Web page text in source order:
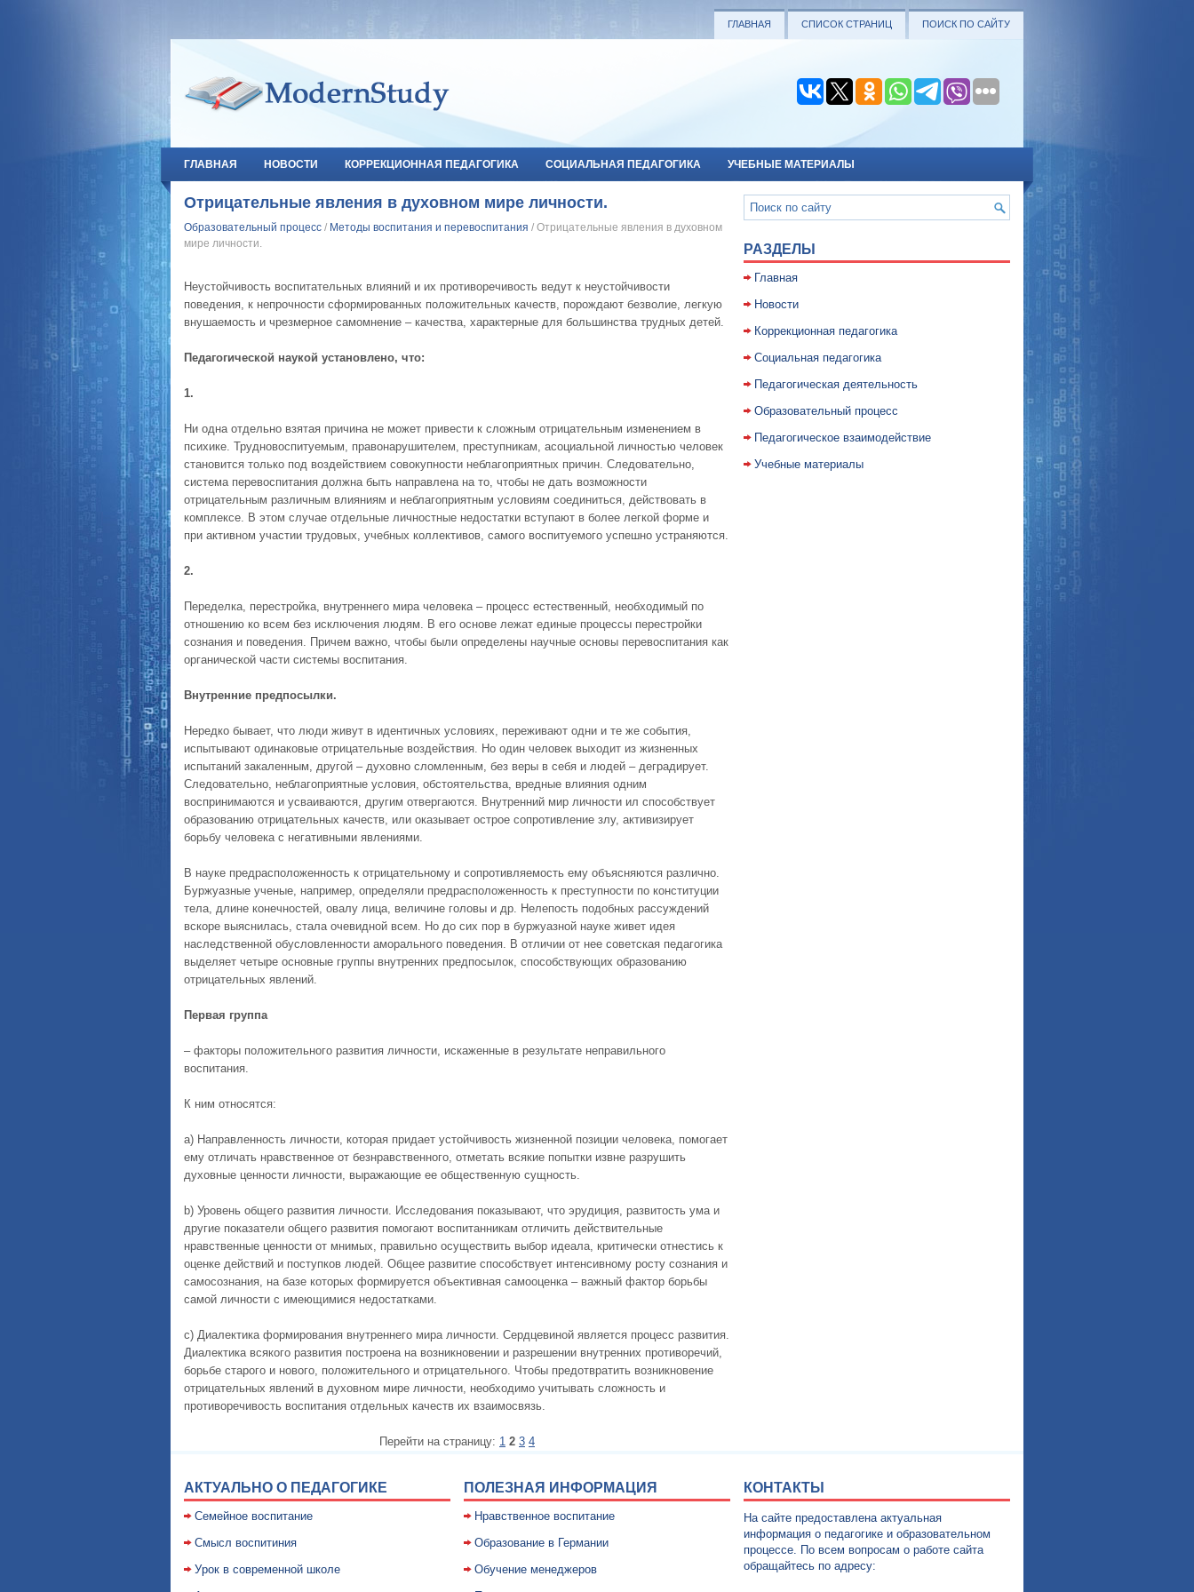
ГЛАВНАЯ СПИСОК СТРАНИЦ ПОИСК ПО САЙТУ
ГЛАВНАЯ НОВОСТИ КОРРЕКЦИОННАЯ ПЕДАГОГИКА СОЦИАЛЬНАЯ ПЕДАГОГИКА УЧЕБНЫЕ МАТЕРИАЛЫ
Отрицательные явления в духовном мире личности.
Образовательный процесс / Методы воспитания и перевоспитания / Отрицательные явления в духовном
мире личности.
Неустойчивость воспитательных влияний и их противоречивость ведут к неустойчивости
поведения, к непрочности сформированных положительных качеств, порождают безволие, легкую
внушаемость и чрезмерное самомнение – качества, характерные для большинства трудных детей.
Педагогической наукой установлено, что:
1.
Ни одна отдельно взятая причина не может привести к сложным отрицательным изменением в
психике. Трудновоспитуемым, правонарушителем, преступникам, асоциальной личностью человек
становится только под воздействием совокупности неблагоприятных причин. Следовательно,
система перевоспитания должна быть направлена на то, чтобы не дать возможности
отрицательным различным влияниям и неблагоприятным условиям соединиться, действовать в
комплексе. В этом случае отдельные личностные недостатки вступают в более легкой форме и
при активном участии трудовых, учебных коллективов, самого воспитуемого успешно устраняются.
2.
Переделка, перестройка, внутреннего мира человека – процесс естественный, необходимый по
отношению ко всем без исключения людям. В его основе лежат единые процессы перестройки
сознания и поведения. Причем важно, чтобы были определены научные основы перевоспитания как
органической части системы воспитания.
Внутренние предпосылки.
Нередко бывает, что люди живут в идентичных условиях, переживают одни и те же события,
испытывают одинаковые отрицательные воздействия. Но один человек выходит из жизненных
испытаний закаленным, другой – духовно сломленным, без веры в себя и людей – деградирует.
Следовательно, неблагоприятные условия, обстоятельства, вредные влияния одним
воспринимаются и усваиваются, другим отвергаются. Внутренний мир личности ил способствует
образованию отрицательных качеств, или оказывает острое сопротивление злу, активизирует
борьбу человека с негативными явлениями.
В науке предрасположенность к отрицательному и сопротивляемость ему объясняются различно.
Буржуазные ученые, например, определяли предрасположенность к преступности по конституции
тела, длине конечностей, овалу лица, величине головы и др. Нелепость подобных рассуждений
вскоре выяснилась, стала очевидной всем. Но до сих пор в буржуазной науке живет идея
наследственной обусловленности аморального поведения. В отличии от нее советская педагогика
выделяет четыре основные группы внутренних предпосылок, способствующих образованию
отрицательных явлений.
Первая группа
– факторы положительного развития личности, искаженные в результате неправильного
воспитания.
К ним относятся:
a) Направленность личности, которая придает устойчивость жизненной позиции человека, помогает
ему отличать нравственное от безнравственного, отметать всякие попытки извне разрушить
духовные ценности личности, выражающие ее общественную сущность.
b) Уровень общего развития личности. Исследования показывают, что эрудиция, развитость ума и
другие показатели общего развития помогают воспитанникам отличить действительные
нравственные ценности от мнимых, правильно осуществить выбор идеала, критически отнестись к
оценке действий и поступков людей. Общее развитие способствует интенсивному росту сознания и
самосознания, на базе которых формируется объективная самооценка – важный фактор борьбы
самой личности с имеющимися недостатками.
c) Диалектика формирования внутреннего мира личности. Сердцевиной является процесс развития.
Диалектика всякого развития построена на возникновении и разрешении внутренних противоречий,
борьбе старого и нового, положительного и отрицательного. Чтобы предотвратить возникновение
отрицательных явлений в духовном мире личности, необходимо учитывать сложность и
противоречивость воспитания отдельных качеств их взаимосвязь.
Перейти на страницу: 1 2 3 4
РАЗДЕЛЫ
Главная
Новости
Коррекционная педагогика
Социальная педагогика
Педагогическая деятельность
Образовательный процесс
Педагогическое взаимодействие
Учебные материалы
АКТУАЛЬНО О ПЕДАГОГИКЕ
Семейное воспитание
Смысл воспитиния
Уpок в совpеменной школе
ПОЛЕЗНАЯ ИНФОРМАЦИЯ
Нравственное воспитание
Образование в Германии
Обучение менеджеров
КОНТАКТЫ
На сайте предоставлена актуальная
информация о педагогике и образовательном
процессе. По всем вопросам о работе сайта
обращайтесь по адресу: